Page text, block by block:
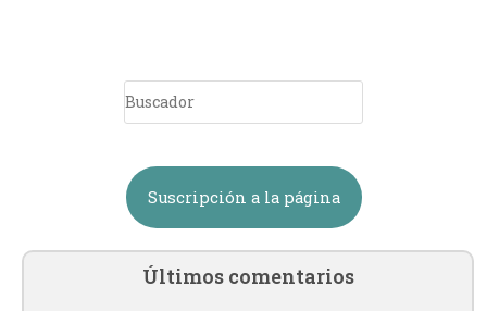
Suscripción a la página
Últimos comentarios